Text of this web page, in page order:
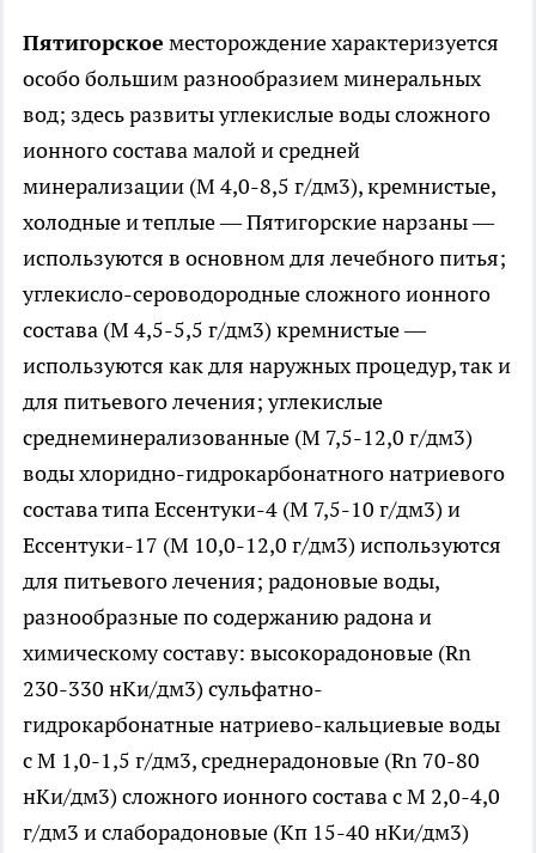
Пятигорское месторождение характеризуется
особо большим разнообразием минеральных
вод; здесь развиты углекислые воды сложного
ионного состава малой и средней
минерализации (М 4,0-8,5 г/дм3), кремнистые,
холодные и теплые — Пятигорские нарзаны —
используются в основном для лечебного питья;
углекисло-сероводородные сложного ионного
состава (М 4,5-5,5 г/дм3) кремнистые —
используются как для наружных процедур, так и
для питьевого лечения; углекислые
среднеминерализованные (М 7,5-12,0 г/дм3)
воды хлоридно-гидрокарбонатного натриевого
состава типа Ессентуки-4 (М 7,5-10 г/дм3) и
Ессентуки-17 (М 10,0-12,0 г/дм3) используются
для питьевого лечения; радоновые воды,
разнообразные по содержанию радона и
химическому составу: высокорадоновые (Rn
230-330 нКи/дм3) сульфатно-
гидрокарбонатные натриево-кальциевые воды
с М 1,0-1,5 г/дм3, среднерадоновые (Rn 70-80
нКи/дм3) сложного ионного состава с М 2,0-4,0
г/дм3 и слаборадоновые (Кп 15-40 нКи/дм3)